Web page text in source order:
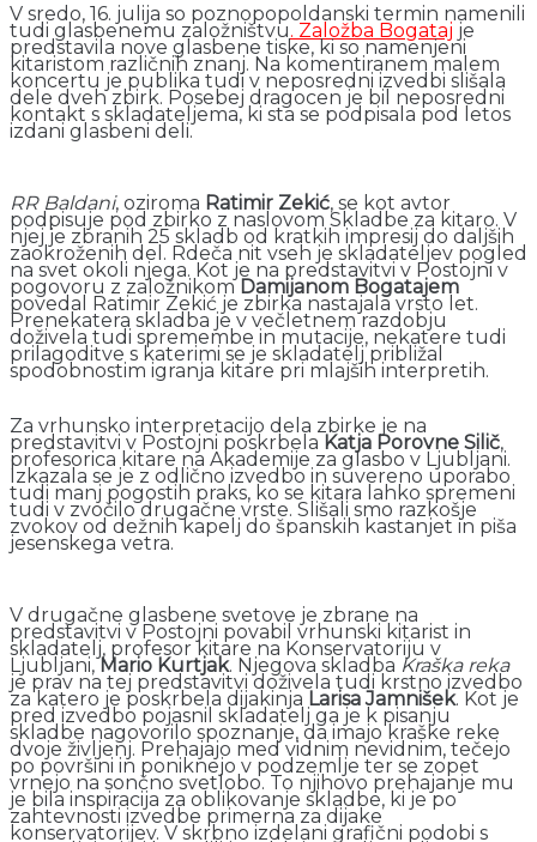
V sredo, 16. julija so poznopopoldanski termin namenili
tudi glasbenemu založništvu. Založba Bogataj je
predstavila nove glasbene tiske, ki so namenjeni
kitaristom različnih znanj. Na komentiranem malem
koncertu je publika tudi v neposredni izvedbi slišala
dele dveh zbirk. Posebej dragocen je bil neposredni
kontakt s skladateljema, ki sta se podpisala pod letos
izdani glasbeni deli.
RR Baldani, oziroma Ratimir Zekić, se kot avtor
podpisuje pod zbirko z naslovom Skladbe za kitaro. V
njej je zbranih 25 skladb od kratkih impresij do daljših
zaokroženih del. Rdeča nit vseh je skladateljev pogled
na svet okoli njega. Kot je na predstavitvi v Postojni v
pogovoru z založnikom Damijanom Bogatajem
povedal Ratimir Zekić je zbirka nastajala vrsto let.
Prenekatera skladba je v večletnem razdobju
doživela tudi spremembe in mutacije, nekatere tudi
prilagoditve s katerimi se je skladatelj približal
spodobnostim igranja kitare pri mlajših interpretih.
Za vrhunsko interpretacijo dela zbirke je na
predstavitvi v Postojni poskrbela Katja Porovne Silič,
profesorica kitare na Akademije za glasbo v Ljubljani.
Izkazala se je z odlično izvedbo in suvereno uporabo
tudi manj pogostih praks, ko se kitara lahko spremeni
tudi v zvočilo drugačne vrste. Slišali smo razkošje
zvokov od dežnih kapelj do španskih kastanjet in piša
jesenskega vetra.
V drugačne glasbene svetove je zbrane na
predstavitvi v Postojni povabil vrhunski kitarist in
skladatelj, profesor kitare na Konservatoriju v
Ljubljani,Mario Kurtjak. Njegova skladba Kraška reka
je prav na tej predstavitvi doživela tudi krstno izvedbo
za katero je poskrbela dijakinja Larisa Jamnišek. Kot je
pred izvedbo pojasnil skladatelj ga je k pisanju
skladbe nagovorilo spoznanje, da imajo kraške reke
dvoje življenj. Prehajajo med vidnim nevidnim, tečejo
po površini in poniknejo v podzemlje ter se zopet
vrnejo na sončno svetlobo. To njihovo prehajanje mu
je bila inspiracija za oblikovanje skladbe, ki je po
zahtevnosti izvedbe primerna za dijake
konservatorijev. V skrbno izdelani grafični podobi s